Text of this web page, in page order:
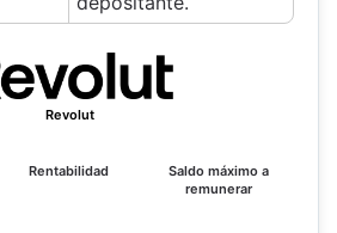
Revolut
Rentabilidad
Saldo máximo a
remunerar